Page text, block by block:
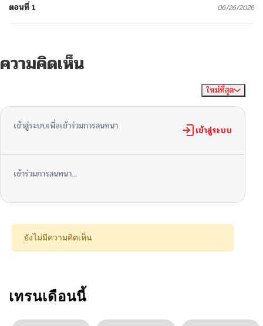
ตอนที่ 1 06/26/2026
ความคิดเห็น
ใหม่ที่สุด
เข้าสู่ระบบเพื่อเข้าร่วมการสนทนา เข้าสู่ระบบ
เข้าร่วมการสนทนา...
ยังไม่มีความคิดเห็น
เทรนเดือนนี้